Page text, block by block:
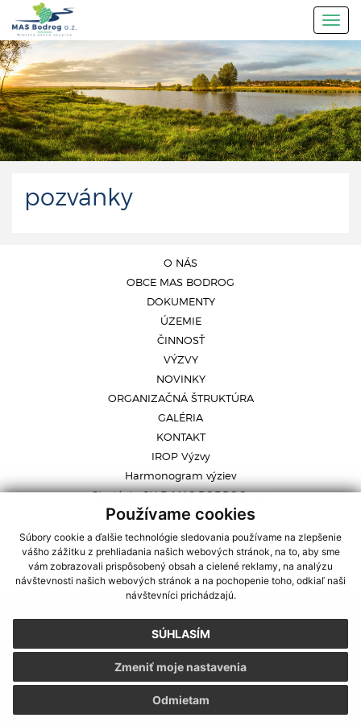
Používame cookies
Súbory cookie a ďalšie technológie sledovania používame na zlepšenie
vášho zážitku z prehliadania našich webových stránok, na to, aby sme
vám zobrazovali prispôsobený obsah a cielené reklamy, na analýzu
návštevnosti našich webových stránok a na pochopenie toho, odkiaľ naši
návštevníci prichádzajú.
SÚHLASÍM
Odmietam
Zmeniť moje nastavenia
pozvánky
O NÁS
OBCE MAS BODROG
DOKUMENTY
ÚZEMIE
ČINNOSŤ
VÝZVY
NOVINKY
ORGANIZAČNÁ ŠTRUKTÚRA
GALÉRIA
KONTAKT
IROP Výzvy
Harmonogram výziev
Stratégia CLLD MAS BODROG, o.z.
pozvánky
GDPR |
Cookies
webdesign| webex.sk